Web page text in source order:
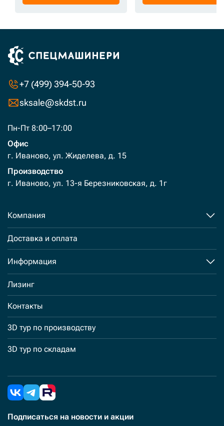
+7 (499) 394-50-93
sksale@skdst.ru
Пн-Пт 8:00–17:00
Офис
г. Иваново, ул. Жиделева, д. 15
Производство
г. Иваново, ул. 13-я Березниковская, д. 1г
Компания
Доставка и оплата
Информация
Лизинг
Контакты
3D тур по производству
3D тур по складам
Подписаться на новости и акции